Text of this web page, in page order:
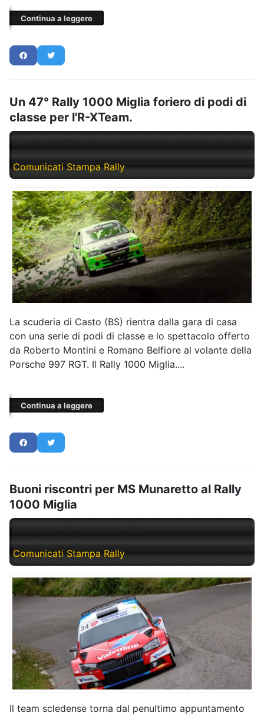
Continua a leggere
Un 47° Rally 1000 Miglia foriero di podi di
classe per l'R-XTeam.
Mercoledì, 18 Settembre 2024
Comunicati Stampa Rally
La scuderia di Casto (BS) rientra dalla gara di casa
con una serie di podi di classe e lo spettacolo offerto
da Roberto Montini e Romano Belfiore al volante della
Porsche 997 RGT. Il Rally 1000 Miglia....
Continua a leggere
Buoni riscontri per MS Munaretto al Rally
1000 Miglia
Mercoledì, 18 Settembre 2024
Comunicati Stampa Rally
Il team scledense torna dal penultimo appuntamento